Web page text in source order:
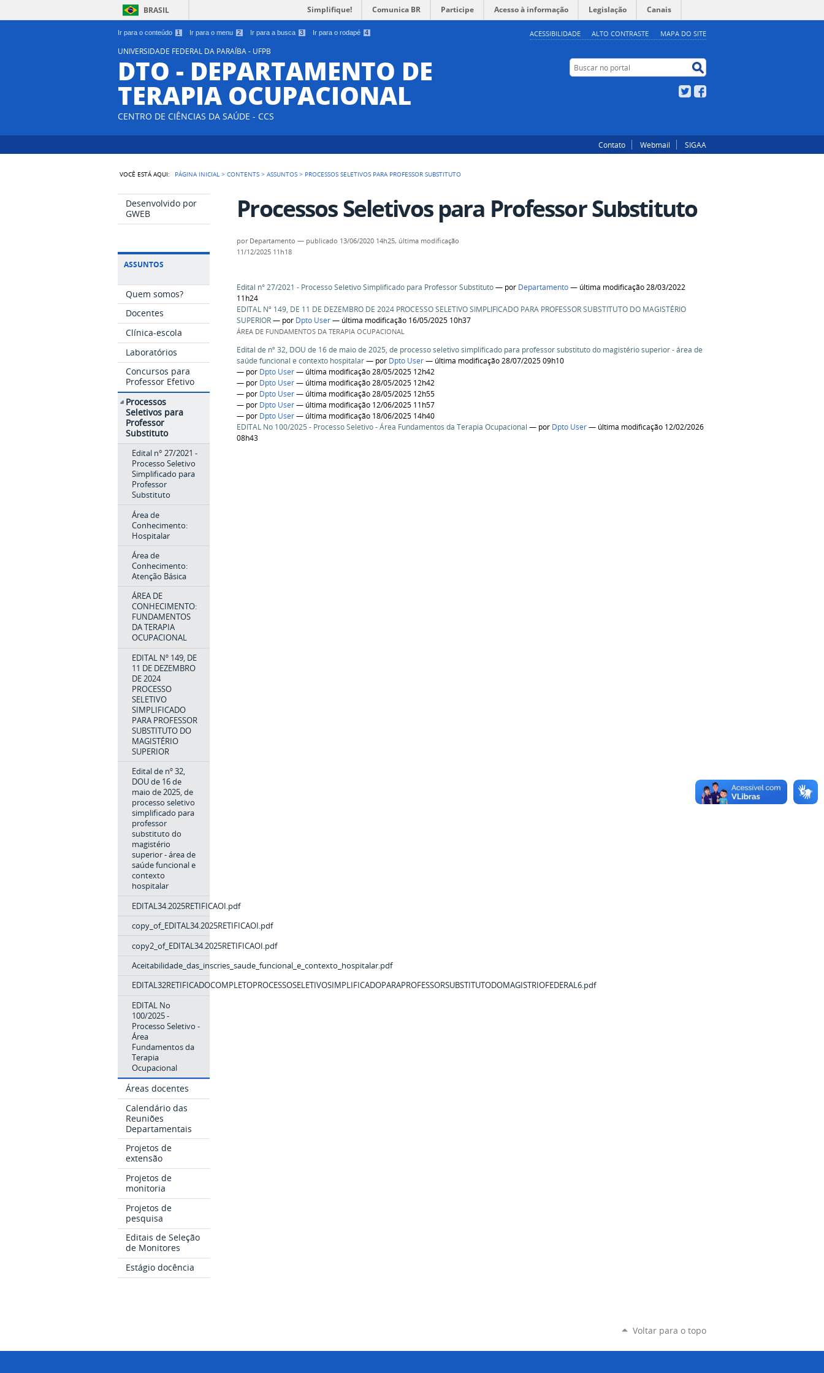
Ir para o conteúdo 1 Ir para o menu 2 Ir para a busca 3 Ir para o rodapé 4 ACESSIBILIDADE ALTO CONTRASTE MAPA DO SITE
BRASIL Simplifique! Comunica BR Participe Acesso à informação Legislação Canais
UNIVERSIDADE FEDERAL DA PARAÍBA - UFPB
DTO - DEPARTAMENTO DE
TERAPIA OCUPACIONAL
CENTRO DE CIÊNCIAS DA SAÚDE - CCS
Buscar no portal
Twitter
Contato Webmail SIGAA
VOCÊ ESTÁ AQUI: PÁGINA INICIAL >CONTENTS >ASSUNTOS > PROCESSOS SELETIVOS PARA PROFESSOR SUBSTITUTO
Desenvolvido por
GWEB
ASSUNTOS
Quem somos?
Docentes
Clínica-escola
Laboratórios
Concursos para
Professor Efetivo
Processos
Seletivos para
Professor
Substituto
Edital n° 27/2021 -
Processo Seletivo
Simplificado para
Professor
Substituto
Área de
Conhecimento:
Hospitalar
Área de
Conhecimento:
Atenção Básica
ÁREA DE
CONHECIMENTO:
FUNDAMENTOS
DA TERAPIA
OCUPACIONAL
EDITAL Nº 149, DE
11 DE DEZEMBRO
DE 2024
PROCESSO
SELETIVO
SIMPLIFICADO
PARA PROFESSOR
SUBSTITUTO DO
MAGISTÉRIO
SUPERIOR
Edital de nº 32,
DOU de 16 de
maio de 2025, de
processo seletivo
simplificado para
professor
substituto do
magistério
superior - área de
saúde funcional e
contexto
hospitalar
EDITAL34.2025RETIFICAOI.pdf
copy_of_EDITAL34.2025RETIFICAOI.pdf
copy2_of_EDITAL34.2025RETIFICAOI.pdf
Aceitabilidade_das_inscries_saude_funcional_e_contexto_hospitalar.pdf
EDITAL32RETIFICADOCOMPLETOPROCESSOSELETIVOSIMPLIFICADOPARAPROFESSORSUBSTITUTODOMAGISTRIOFEDERAL6.pdf
EDITAL No
100/2025 -
Processo Seletivo -
Área
Fundamentos da
Terapia
Ocupacional
Áreas docentes
Calendário das
Reuniões
Departamentais
Projetos de
extensão
Projetos de
monitoria
Projetos de
pesquisa
Editais de Seleção
de Monitores
Estágio docência
Processos Seletivos para Professor Substituto
por Departamento — publicado 13/06/2020 14h25, última modificação
11/12/2025 11h18
Edital n° 27/2021 - Processo Seletivo Simplificado para Professor Substituto— por Departamento— última modificação 28/03/2022
11h24
EDITAL Nº 149, DE 11 DE DEZEMBRO DE 2024 PROCESSO SELETIVO SIMPLIFICADO PARA PROFESSOR SUBSTITUTO DO MAGISTÉRIO
SUPERIOR— por Dpto User— última modificação 16/05/2025 10h37
ÁREA DE FUNDAMENTOS DA TERAPIA OCUPACIONAL
Edital de nº 32, DOU de 16 de maio de 2025, de processo seletivo simplificado para professor substituto do magistério superior - área de
saúde funcional e contexto hospitalar— por Dpto User— última modificação 28/07/2025 09h10
— por Dpto User— última modificação 28/05/2025 12h42
— por Dpto User— última modificação 28/05/2025 12h42
— por Dpto User— última modificação 28/05/2025 12h55
— por Dpto User— última modificação 12/06/2025 11h57
— por Dpto User— última modificação 18/06/2025 14h40
EDITAL No 100/2025 - Processo Seletivo - Área Fundamentos da Terapia Ocupacional — por Dpto User— última modificação 12/02/2026
08h43
Voltar para o topo